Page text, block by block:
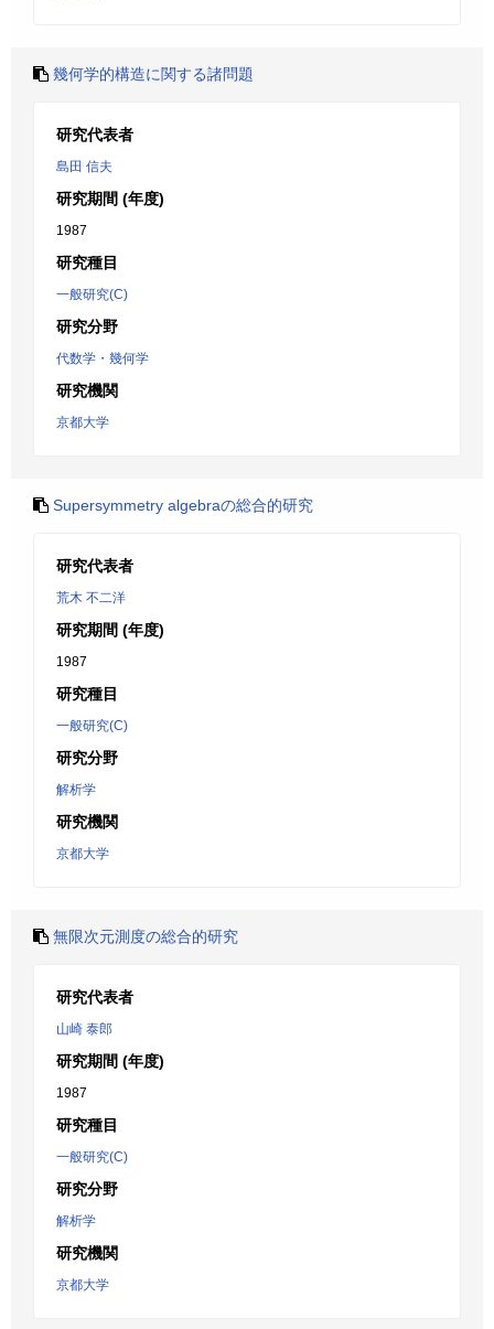
幾何学的構造に関する諸問題
研究代表者
島田 信夫
研究期間 (年度)
1987
研究種目
一般研究(C)
研究分野
代数学・幾何学
研究機関
京都大学
Supersymmetry algebraの総合的研究
研究代表者
荒木 不二洋
研究期間 (年度)
1987
研究種目
一般研究(C)
研究分野
解析学
研究機関
京都大学
無限次元測度の総合的研究
研究代表者
山崎 泰郎
研究期間 (年度)
1987
研究種目
一般研究(C)
研究分野
解析学
研究機関
京都大学